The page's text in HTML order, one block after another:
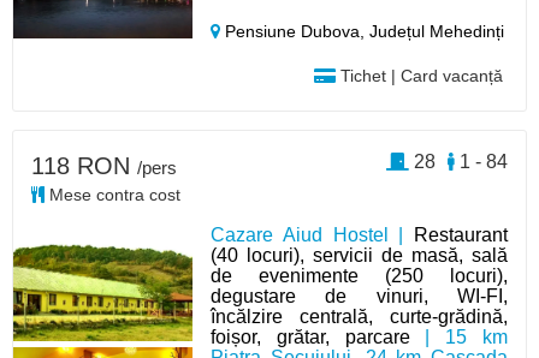
Pensiune Dubova,Județul Mehedinți
Tichet | Card vacanță
Cazare Aiud Hostel |
Restaurant
(40 locuri), servicii de masă, sală
de evenimente (250 locuri),
degustare de vinuri, WI-FI,
încălzire centrală, curte-grădină,
foișor, grătar, parcare| 15 km
118 RON /pers
Mese contra cost
1 - 84
28